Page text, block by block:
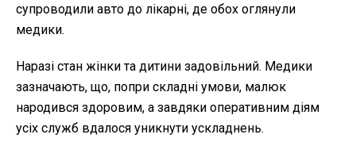
супроводили авто до лікарні, де обох оглянули
медики.
Наразі стан жінки та дитини задовільний. Медики
зазначають, що, попри складні умови, малюк
народився здоровим, а завдяки оперативним діям
усіх служб вдалося уникнути ускладнень.